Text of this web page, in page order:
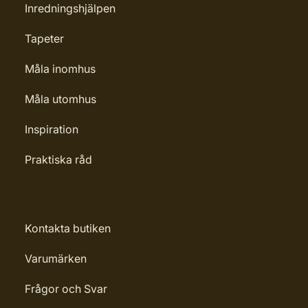
Inredningshjälpen
Tapeter
Måla inomhus
Måla utomhus
Inspiration
Praktiska råd
Kontakta butiken
Varumärken
Frågor och Svar